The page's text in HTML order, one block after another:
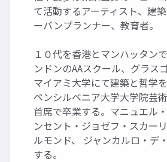
て活動するアーティスト、建
ーバンプランナー、教育者。
１０代を香港とマンハッタン
ンドンのAAスクール、グラス
マイアミ大学にて建築と哲学
ペンシルベニア大学大学院芸
首席で卒業する。マニュエル
ンセント・ジョゼフ・スカー
ルモンド、 ジャンカルロ・デ
する。